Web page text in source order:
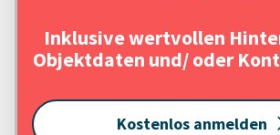
Inklusive wertvollen
Objektdaten und/ oder
Kostenlos anmelden